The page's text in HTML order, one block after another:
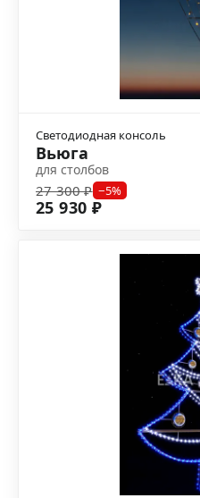
Светодиодная консоль
Вьюга
для столбов
27 300 ₽ −5%
25 930 ₽